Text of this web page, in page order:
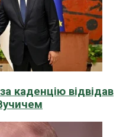
каденцію відвідав